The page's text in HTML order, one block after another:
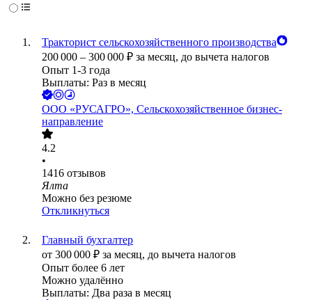
Тракторист сельскохозяйственного производства
200 000 – 300 000 ₽ за месяц, до вычета налогов
Опыт 1-3 года
Выплаты: Раз в месяц
ООО «РУСАГРО», Сельскохозяйственное бизнес-
направление
4.2
•
1416 отзывов
Ялта
Можно без резюме
Откликнуться
Главный бухгалтер
от 300 000 ₽ за месяц, до вычета налогов
Опыт более 6 лет
Можно удалённо
Выплаты: Два раза в месяц